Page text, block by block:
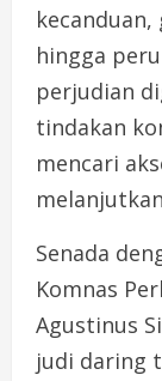
hingga
perjudian
tindakan
mencari
Senada
Komnas
Agustinus
judi daring